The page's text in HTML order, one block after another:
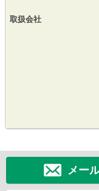
取扱会社
メー